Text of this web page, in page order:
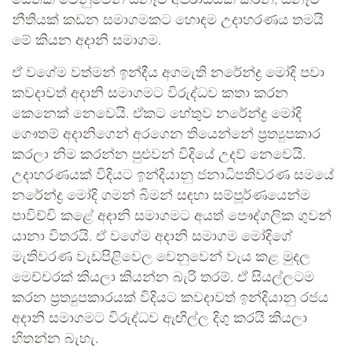
නීතියක් කඩන සමාගමකට හොඳම උදාහරණය තමයි
මේ කියන අදානි සමාගම.
ඒ වගේම වත්මන් ඉන්දීය අගමැති නරේන්ද්‍ර මෝදි පවා
කවදාවත් අදානි සමාගමට විරුද්ධව කතා කරන
කෙනෙක් නෙවෙයි. ඒකට හේතුව නරේන්ද්‍ර මෝදි
ගෞතම් අදානිගෙන් අරගෙන තියෙන්නේ ප්‍රත්‍යුපකාර
කරලා නිම කරන්න පුළුවන් විදියේ උදව් නෙවෙයි.
උදාහරණයක් විදියට ඉන්දියානු ජනාධිපතිවරණ සමයේ
නරේන්ද්‍ර මෝදි ගමන් බිමන් සඳහා සම්පූර්ණයෙන්ම
පාවිච්චි කළේ අදානි සමාගමට අයත් පෞද්ගලික ගුවන්
යානා විතරයි. ඒ වගේම අදානි සමාගම මෝදිගේ
මැතිවරණ වැඩපිළිවෙල වෙනුවෙන් වැය කළ මුදල
මෙච්චරක් කියලා කියන්න බැරි තරම්. ඒ සියල්ලටම
කරන ප්‍රත්‍යුපකාරයක් විදියට කවදාවත් ඉන්දියානු රජය
අදානි සමාගමට විරුද්ධව ඇඟිල්ල දිගු කරයි කියලා
හිතන්න බැහැ.